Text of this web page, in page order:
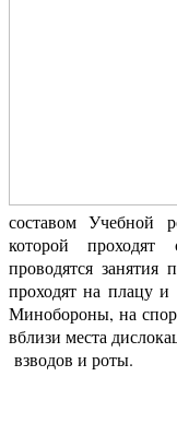
составом Учебной
которой проходят
проводятся занятия
проходят на плацу
Минобороны, на
вблизи места
взводов и роты.